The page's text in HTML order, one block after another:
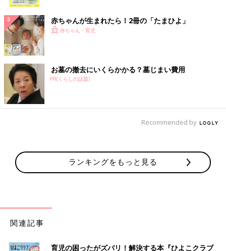
赤ちゃんが生まれたら！2冊の「たまひよ」
赤ちゃん・育児
お墓の撤去にいくらかかる？墓じまい費用
PR(くらしの話題)
Recommended by
ランキングをもっと見る
関連記事
育児の困ったがズバリ！解決する本『ひよこクラブ